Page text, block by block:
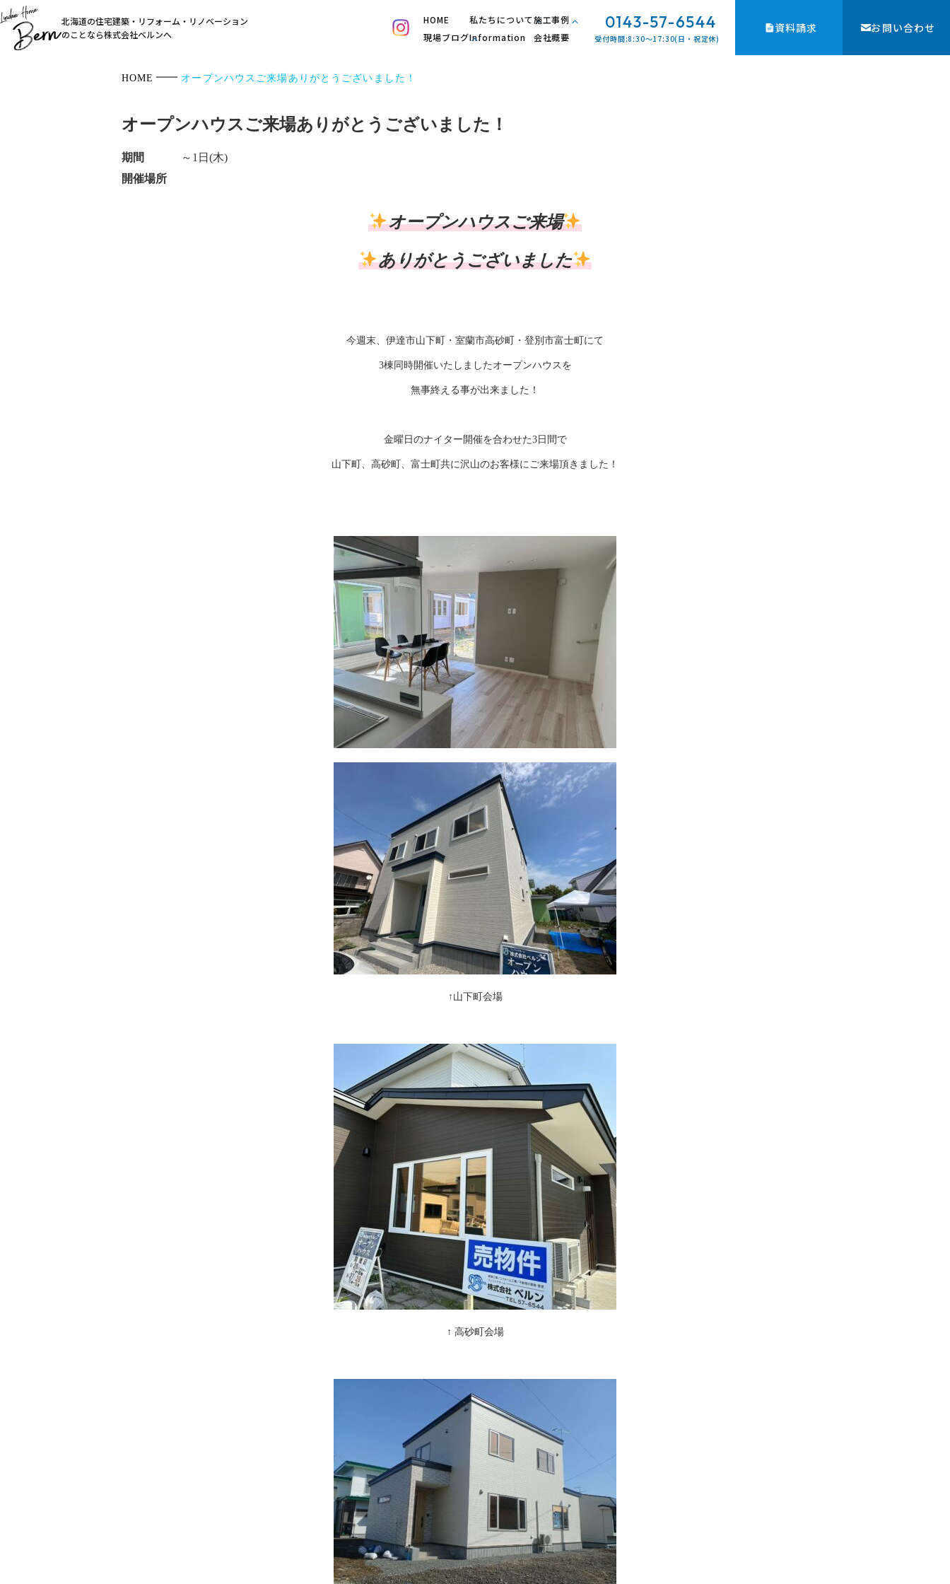
北海道の住宅建築・リフォーム・リノベーション
のことなら株式会社ベルンへ
HOME
現場ブログ
私たちについて
Information
施工事例
会社概要
0143-57-6544
受付時間:8:30〜17:30(日・祝定休)
資料請求 お問い合わせ
HOME オープンハウスご来場ありがとうございました！
オープンハウスご来場ありがとうございました！
期間
～1日(木)
開催場所
オープンハウスご来場
ありがとうございました
今週末、伊達市山下町・室蘭市高砂町・登別市富士町にて
3棟同時開催いたしましたオープンハウスを
無事終える事が出来ました！
金曜日のナイター開催を合わせた3日間で
山下町、高砂町、富士町共に沢山のお客様にご来場頂きました！
↑山下町会場
↑ 高砂町会場